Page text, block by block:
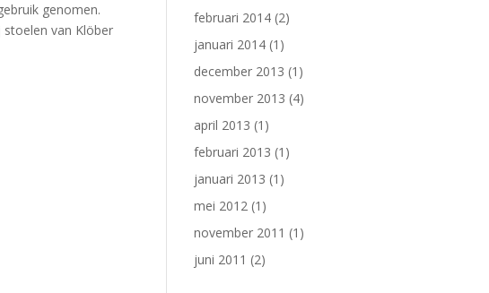
genomen.
van Klöber
februari 2014 (2)
januari 2014 (1)
december 2013 (1)
november 2013 (4)
april 2013 (1)
februari 2013 (1)
januari 2013 (1)
mei 2012 (1)
november 2011 (1)
juni 2011 (2)